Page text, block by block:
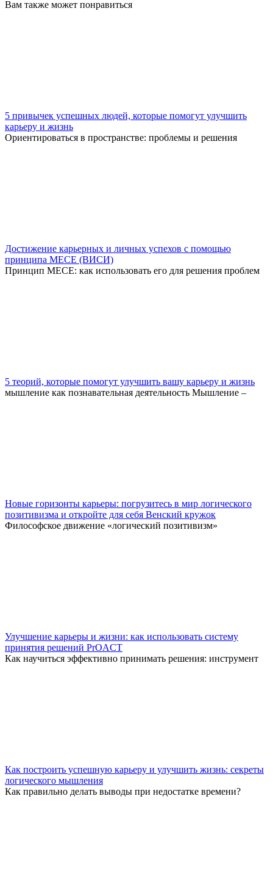
Вам также может понравиться
5 привычек успешных людей, которые помогут улучшить
карьеру и жизнь
Ориентироваться в пространстве: проблемы и решения
Достижение карьерных и личных успехов с помощью
принципа MECE (ВИСИ)
Принцип MECE: как использовать его для решения проблем
5 теорий, которые помогут улучшить вашу карьеру и жизнь
мышление как познавательная деятельность Мышление –
Новые горизонты карьеры: погрузитесь в мир логического
позитивизма и откройте для себя Венский кружок
Философское движение «логический позитивизм»
Улучшение карьеры и жизни: как использовать систему
принятия решений PrOACT
Как научиться эффективно принимать решения: инструмент
Как построить успешную карьеру и улучшить жизнь: секреты
логического мышления
Как правильно делать выводы при недостатке времени?